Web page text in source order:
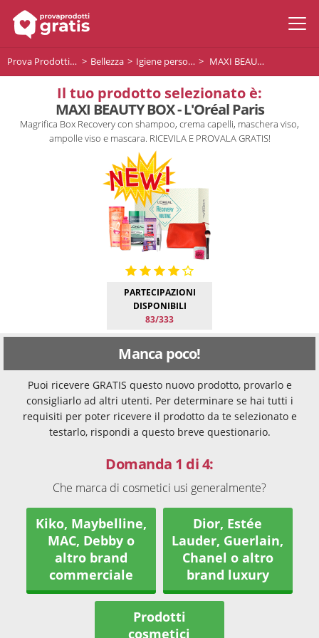
Prova Prodotti Gratis Bellezza Igiene personale MAXI BEAUTY BOX - L'Oréal Paris
Il tuo prodotto selezionato è:
MAXI BEAUTY BOX - L'Oréal Paris
Magrifica Box Recovery con shampoo, crema capelli, maschera viso,
ampolle viso e mascara. RICEVILA E PROVALA GRATIS!
PARTECIPAZIONI
DISPONIBILI
83/333
Manca poco!
Puoi ricevere GRATIS questo nuovo prodotto, provarlo e
consigliarlo ad altri utenti. Per determinare se hai tutti i
requisiti per poter ricevere il prodotto da te selezionato e
testarlo, rispondi a questo breve questionario.
Domanda 1 di 4:
Che marca di cosmetici usi generalmente?
Kiko, Maybelline,
MAC, Debby o
altro brand
commerciale
Dior, Estée
Lauder, Guerlain,
Chanel o altro
brand luxury
Prodotti
cosmetici